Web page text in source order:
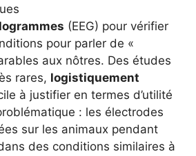
(EEG) pour vérifier
pour parler de «
aux nôtres. Des études
rares, logistiquement
à justifier en termes d’utilité
: les électrodes
sur les animaux pendant
des conditions similaires à